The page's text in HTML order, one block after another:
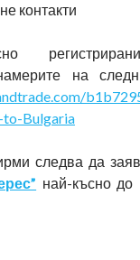
контакти
на
Bulgaria
следва да
най-късно до